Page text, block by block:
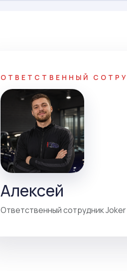
ОТВЕТСТВЕННЫЙ
Алексей
Ответственный сотрудник